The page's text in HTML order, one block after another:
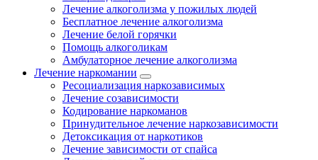
Лечение алкоголизма у пожилых людей
Бесплатное лечение алкоголизма
Лечение белой горячки
Помощь алкоголикам
Амбулаторное лечение алкоголизма
Лечение наркомании
Ресоциализация наркозависимых
Лечение созависимости
Кодирование наркоманов
Принудительное лечение наркозависимости
Детоксикация от наркотиков
Лечение зависимости от спайса